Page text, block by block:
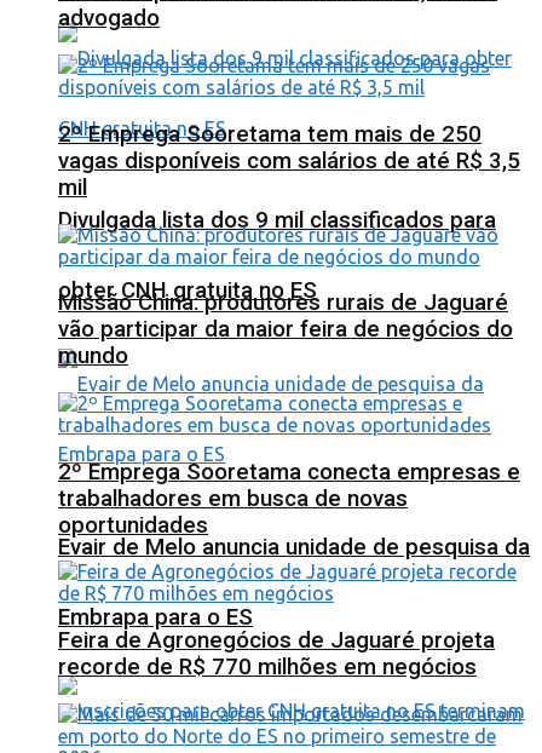
Divulgada lista dos 9 mil classificados para
obter CNH gratuita no ES
Evair de Melo anuncia unidade de pesquisa da
Embrapa para o ES
advogado
2º Emprega Sooretama tem mais de 250
vagas disponíveis com salários de até R$ 3,5
mil
Missão China: produtores rurais de Jaguaré
vão participar da maior feira de negócios do
mundo
2º Emprega Sooretama conecta empresas e
trabalhadores em busca de novas
oportunidades
Feira de Agronegócios de Jaguaré projeta
recorde de R$ 770 milhões em negócios